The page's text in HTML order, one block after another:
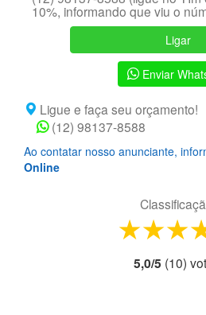
10%, informando que viu o
Ligar
Enviar
Ligue e faça seu orçamento!
(12) 98137-8588
Ao contatar nosso anunciante,
Online
2
1
5,0/5 (10)